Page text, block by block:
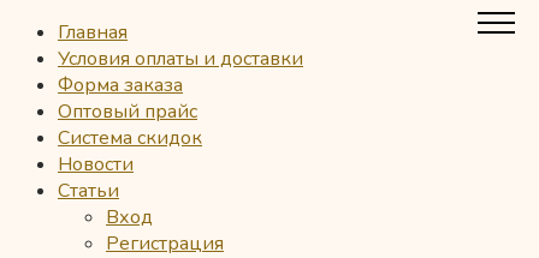
Главная
Условия оплаты и доставки
Форма заказа
Оптовый прайс
Система скидок
Новости
Статьи
Вход
Регистрация